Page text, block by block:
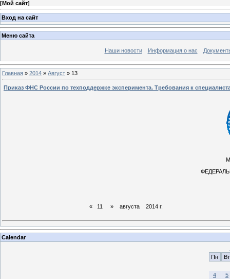
[Мой сайт]
Вход на сайт
Меню сайта
Наши новости Информация о нас
Главная » 2014 » Август » 13
Приказ ФНС России по техподдержке эксперимента. Требования к
« 11 »
Calendar
Пн
Вт
4
5